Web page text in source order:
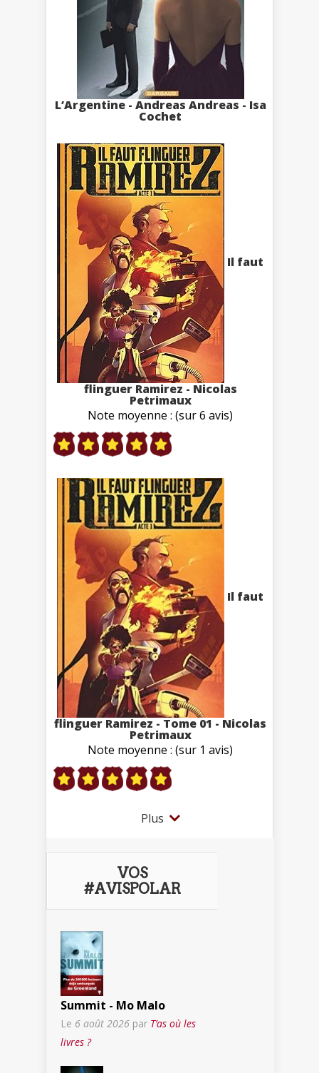
L’Argentine - Andreas Andreas - Isa
Cochet
Il faut
flinguer Ramirez - Nicolas
Petrimaux
Note moyenne : (sur 6 avis)
Il faut
flinguer Ramirez - Tome 01 - Nicolas
Petrimaux
Note moyenne : (sur 1 avis)
Plus
VOS
#AVISPOLAR
Summit - Mo Malo
Le 6 août 2026 par T’as où les
livres ?